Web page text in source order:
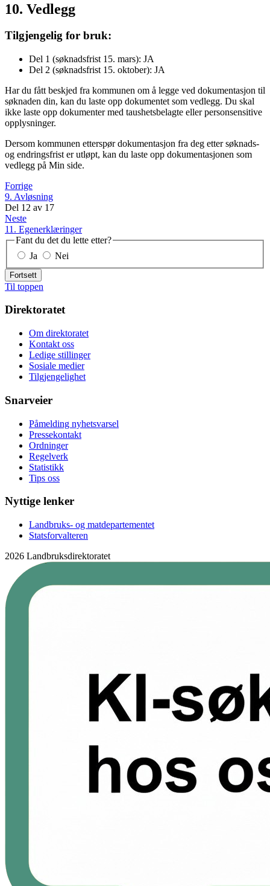
10. Vedlegg
Tilgjengelig for bruk:
Del 1 (søknadsfrist 15. mars): JA
Del 2 (søknadsfrist 15. oktober): JA
Har du fått beskjed fra kommunen om å legge ved dokumentasjon til
søknaden din, kan du laste opp dokumentet som vedlegg. Du skal
ikke laste opp dokumenter med taushetsbelagte eller personsensitive
opplysninger.
Dersom kommunen etterspør dokumentasjon fra deg etter søknads-
og endringsfrist er utløpt, kan du laste opp dokumentasjonen som
vedlegg på Min side.
Forrige
9. Avløsning
Del 12 av 17
Neste
11. Egenerklæringer
Fant du det du lette etter?
Ja
Nei
Fortsett
Til toppen
Direktoratet
Om direktoratet
Kontakt oss
Ledige stillinger
Sosiale medier
Tilgjengelighet
Snarveier
Påmelding nyhetsvarsel
Pressekontakt
Ordninger
Regelverk
Statistikk
Tips oss
Nyttige lenker
Landbruks- og matdepartementet
Statsforvalteren
2026 Landbruksdirektoratet